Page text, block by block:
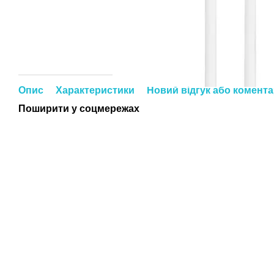
Опис Характеристики
Новий відгук або
Поширити у соцмережах